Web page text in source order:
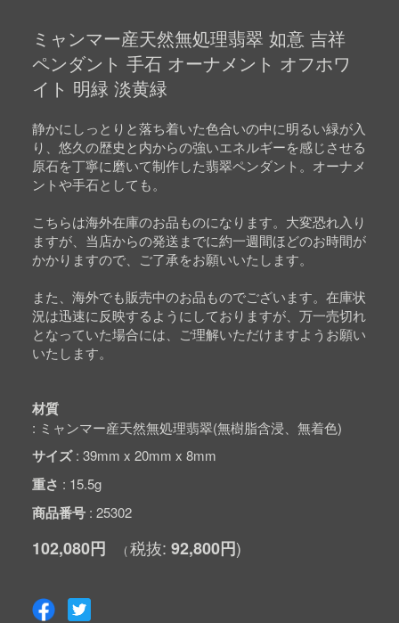
beginning
images
ミャンマー産天然無処理翡翠 如意 吉祥
ペンダント 手石 オーナメント オフホワ
イト 明緑 淡黄緑
静かにしっとりと落ち着いた色合いの中に明るい緑が入
り、悠久の歴史と内からの強いエネルギーを感じさせる
原石を丁寧に磨いて制作した翡翠ペンダント。オーナメ
ントや手石としても。
こちらは海外在庫のお品ものになります。大変恐れ入り
ますが、当店からの発送までに約一週間ほどのお時間が
かかりますので、ご了承をお願いいたします。
また、海外でも販売中のお品ものでございます。在庫状
況は迅速に反映するようにしておりますが、万一売切れ
となっていた場合には、ご理解いただけますようお願い
いたします。
材質
ミャンマー産天然無処理翡翠(無樹脂含浸、無着色)
サイズ 39mm x 20mm x 8mm
重さ 15.5g
商品番号 25302
102,080円 92,800円